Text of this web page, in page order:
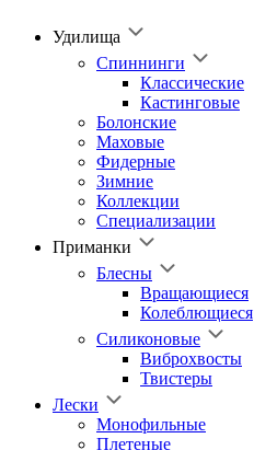
Удилища
Спиннинги
Классические
Кастинговые
Болонские
Маховые
Фидерные
Зимние
Коллекции
Специализации
Приманки
Блесны
Вращающиеся
Колеблющиеся
Силиконовые
Виброхвосты
Твистеры
Лески
Монофильные
Плетеные